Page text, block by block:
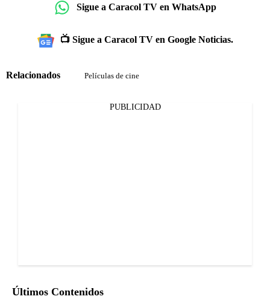
Sigue a Caracol TV en WhatsApp
📺 Sigue a Caracol TV en Google Noticias.
Relacionados Películas de cine
PUBLICIDAD
Últimos Contenidos